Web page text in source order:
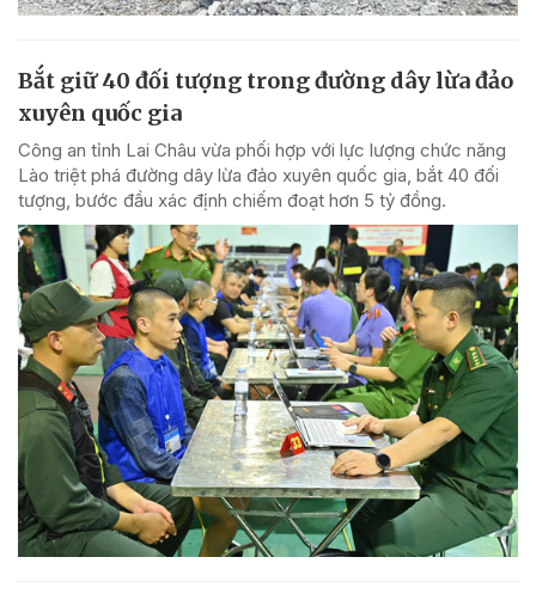
Bắt giữ 40 đối tượng trong đường dây lừa đảo
xuyên quốc gia
Công an tỉnh Lai Châu vừa phối hợp với lực lượng chức năng
Lào triệt phá đường dây lừa đảo xuyên quốc gia, bắt 40 đối
tượng, bước đầu xác định chiếm đoạt hơn 5 tỷ đồng.